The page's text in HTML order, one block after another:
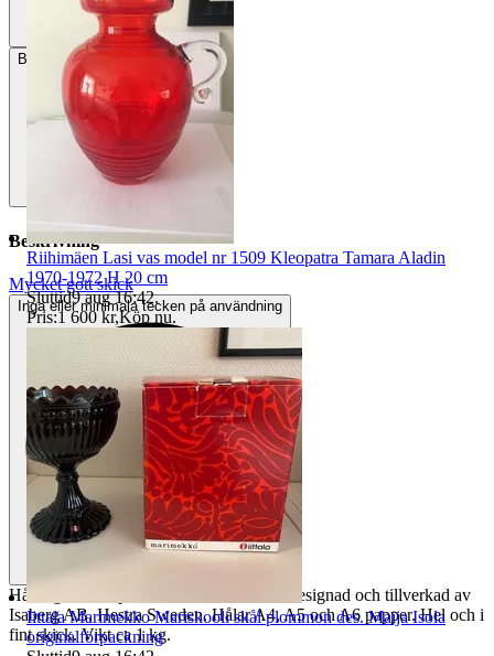
BetalningVia Tradera
Beskrivning
Mycket gott skick
Inga eller minimala tecken på användning
Hålslag från Rapid, modell Classic C3. Designad och tillverkad av
Isaberg AB, Hestra Sweden. Hålar A4, A5 och A6 papper. Hel och i
fint skick. Vikt ca 1 kg.
Riihimäen Lasi vas model nr 1509 Kleopatra Tamara Aladin
1970-1972 H 20 cm
Sluttid9 aug 16:42.
Pris:1 600 kr,Köp nu.
Iittala Marimekko Mariskooli skål plommon des. Maija Isola
originalförpackning